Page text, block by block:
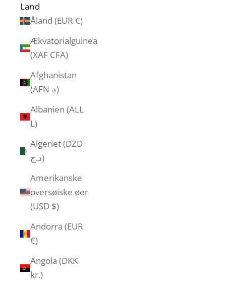
Land
Åland (EUR €)
Ækvatorialguinea
(XAF CFA)
Afghanistan
(AFN ؋)
Albanien (ALL
L)
Algeriet (DZD
د.ج)
Amerikanske
oversøiske øer
(USD $)
Andorra (EUR
€)
Angola (DKK
kr.)